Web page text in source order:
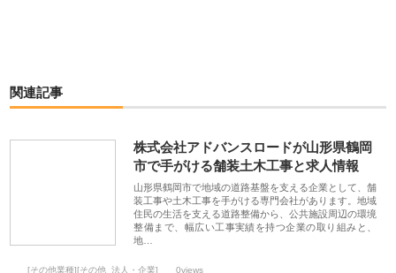
関連記事
株式会社アドバンスロードが山形県鶴岡
市で手がける舗装土木工事と求人情報
山形県鶴岡市で地域の道路基盤を支える企業として、舗
装工事や土木工事を手がける専門会社があります。地域
住民の生活を支える道路整備から、公共施設周辺の環境
整備まで、幅広い工事実績を持つ企業の取り組みと、
地…
[その他業種][その他_法人・企業] 0views